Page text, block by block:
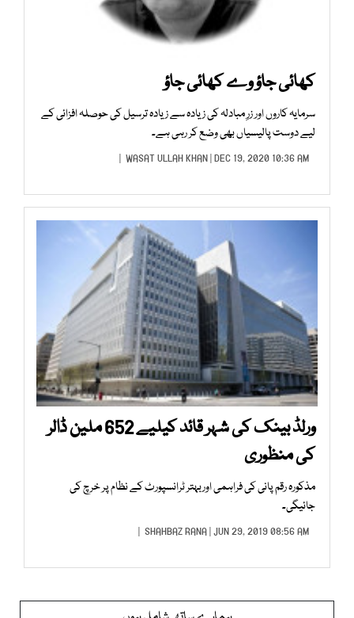
کھائی جاؤ وے کھائی جاؤ
سرمایہ کاروں اور زرِ مبادلہ کی زیادہ سے زیادہ ترسیل کی حوصلہ افزائی کے
لیے دوست پالیسیاں بھی وضع کر رہی ہے۔
WASAT ULLAH KHAN| DEC 19, 2020 10:36 AM |
ورلڈ بینک کی شہر قائد کیلیے 652 ملین ڈالر
کی منظوری
مذکورہ رقم پانی کی فراہمی اوربہتر ٹرانسپورٹ کے نظام پر خرچ کی
جائیگی۔
SHAHBAZ RANA | JUN 29, 2019 08:56 AM |